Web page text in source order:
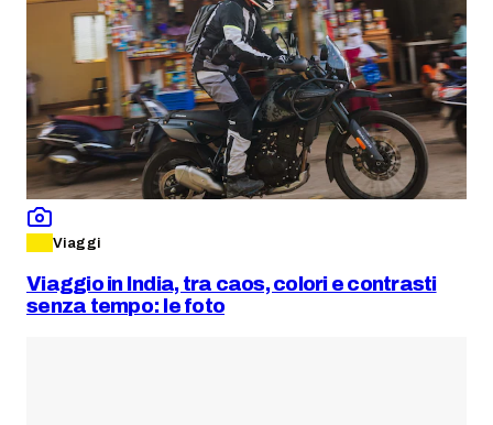
Viaggi
Viaggio in India, tra caos, colori e contrasti
senza tempo: le foto